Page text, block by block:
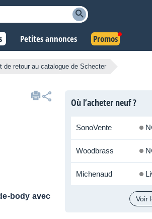
Petites annonces Promos
de retour au catalogue de Schecter
body avec
Où l’acheter neuf ?
SonoVente
Woodbrass
Michenaud
Voir